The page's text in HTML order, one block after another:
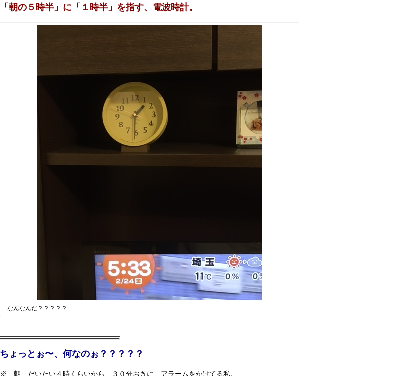
「朝の５時半」に「１時半」を指す、電波時計。
なんなんだ？？？？？
ちょっとぉ〜、何なのぉ？？？？？
※ 朝、だいたい４時くらいから、３０分おきに、アラームをかけてる私。